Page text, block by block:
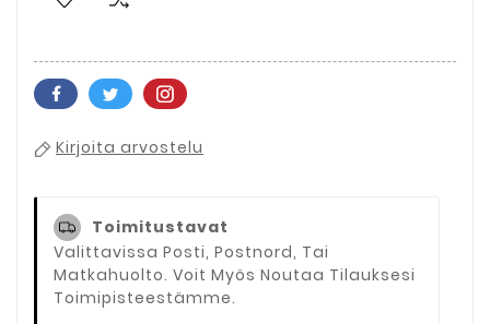
Kirjoita arvostelu
Toimitustavat
Valittavissa Posti, Postnord, Tai
Matkahuolto. Voit Myös Noutaa Tilauksesi
Toimipisteestämme.